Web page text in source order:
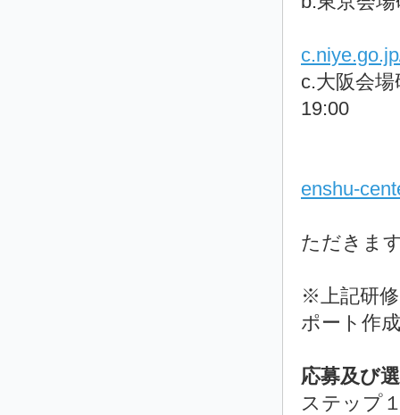
c.大阪会
19:00
enshu-
ただきま
※上記研
ポート作
応募及び
ステップ